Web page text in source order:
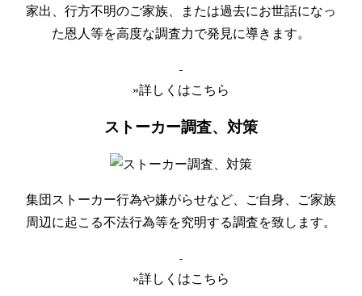
家出、行方不明のご家族、または過去にお世話になっ
た恩人等を高度な調査力で発見に導きます。
»詳しくはこちら
ストーカー調査、対策
集団ストーカー行為や嫌がらせなど、ご自身、ご家族
周辺に起こる不法行為等を究明する調査を致します。
»詳しくはこちら